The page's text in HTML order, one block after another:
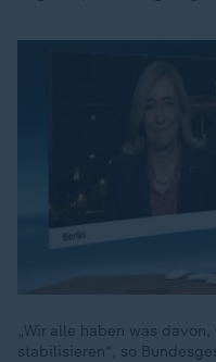
„Wir alle haben was
stabilisieren“, so